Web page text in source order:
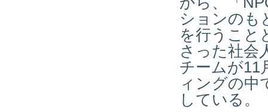
ションのも
を行うこと
さった社会
チームが11
ィングの中
している。